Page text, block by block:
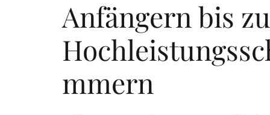
Anfängern bis zu
mmern